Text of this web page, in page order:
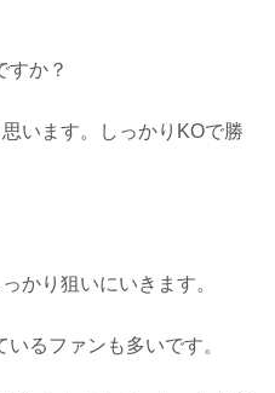
すか？
います。しっかりKOで勝
かり狙いにいきます。
るファンも多いです。